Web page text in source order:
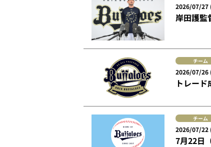
2026/07/27
岸田護監
チーム
2026/07/26
トレー
チーム
2026/07/22
7月22日